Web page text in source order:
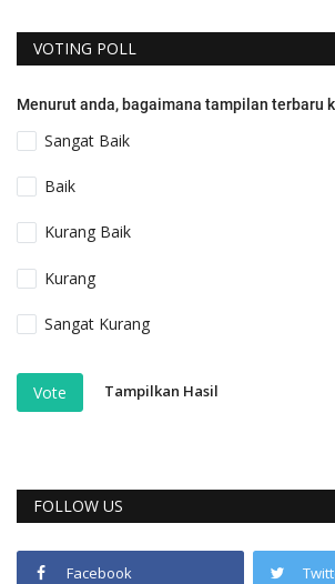
VOTING POLL
Menurut anda, bagaimana tampilan terbaru
Sangat Baik
Baik
Kurang Baik
Kurang
Sangat Kurang
Vote Tampilkan Hasil
FOLLOW US
Facebook